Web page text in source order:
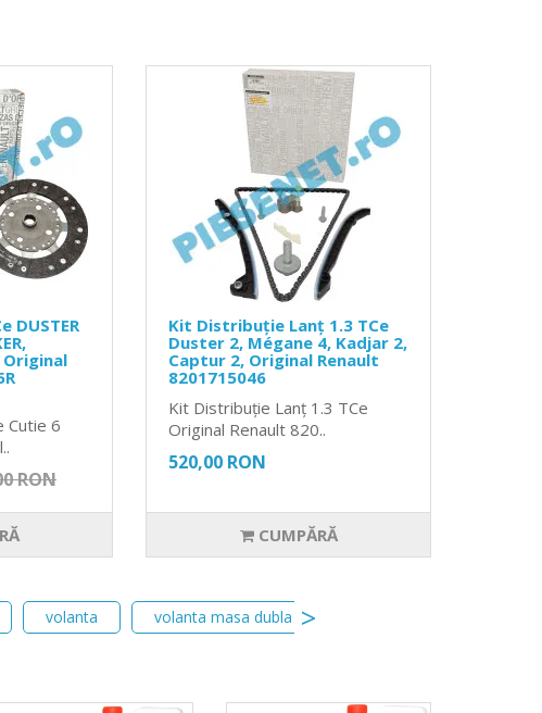
DUSTER
Original
Cutie 6
RON
Kit Distribuție Lanț 1.3 TCe
Duster 2, Mégane 4, Kadjar 2,
Captur 2, Original Renault
8201715046
Kit Distribuție Lanț 1.3 TCe
Original Renault 820..
520,00 RON
CUMPĂRĂ
volanta volanta masa dubla